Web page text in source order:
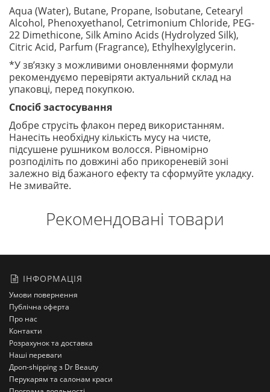
Aqua (Water), Butane, Propane, Isobutane, Cetearyl
Alcohol, Phenoxyethanol, Cetrimonium Chloride, PEG-
22 Dimethicone, Silk Amino Acids (Hydrolyzed Silk),
Citric Acid, Parfum (Fragrance), Ethylhexylglycerin.
*У зв’язку з можливими оновленнями формули
рекомендуємо перевіряти актуальний склад на
упаковці, перед покупкою.
Спосіб застосування
Добре струсіть флакон перед використанням.
Нанесіть необхідну кількість мусу на чисте,
підсушене рушником волосся. Рівномірно
розподіліть по довжині або прикореневій зоні
залежно від бажаного ефекту та сформуйте укладку.
Не змивайте.
Рекомендовані товари
ІНФОРМАЦІЯ
Умови повернення
Публічна оферта
Про нас
Контакти
Розрахунок та доставка
Наші переваги
Дроп-shipping з Dr Beauty
Перукарям та салонам краси